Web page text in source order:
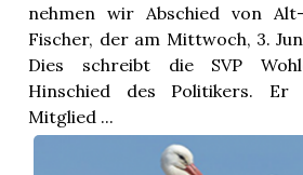
nehmen wir Abschied von
Fischer, der am Mittwoch, 3.
Dies schreibt die SVP
Hinschied des Politikers. Er
Mitglied ...